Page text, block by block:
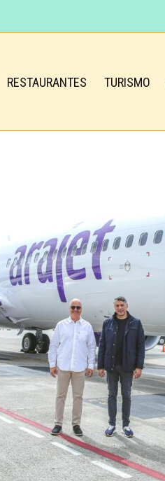
RESTAURANTES TURISMO